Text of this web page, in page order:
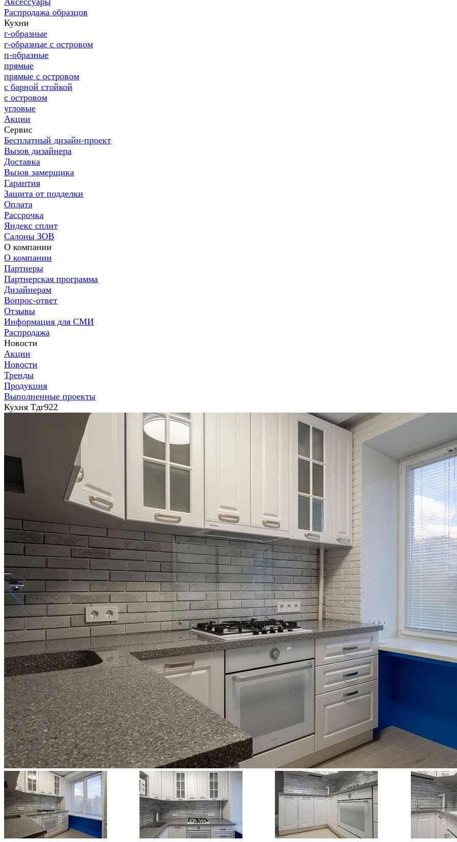
Распродажа образцов
Кухни
г-образные
г-образные с островом
п-образные
прямые
прямые с островом
с барной стойкой
с островом
угловые
Акции
Сервис
Бесплатный дизайн-проект
Вызов дизайнера
Доставка
Вызов замерщика
Гарантия
Защита от подделки
Оплата
Рассрочка
Яндекс сплит
Салоны ЗОВ
О компании
О компании
Партнеры
Партнерская программа
Дизайнерам
Вопрос-ответ
Отзывы
Информация для СМИ
Распродажа
Новости
Акции
Новости
Тренды
Продукция
Выполненные проекты
Кухня Тдг922